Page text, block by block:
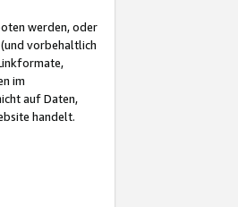
werden, oder
vorbehaltlich
im
auf Daten,
handelt.